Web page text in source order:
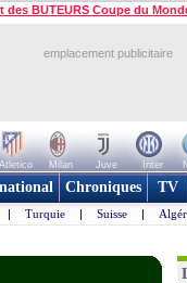
des BUTEURS Coupe du
emplacement publicitaire
Atletico Milan Juve Inter
Chroniques TV
| Turquie | Suisse |